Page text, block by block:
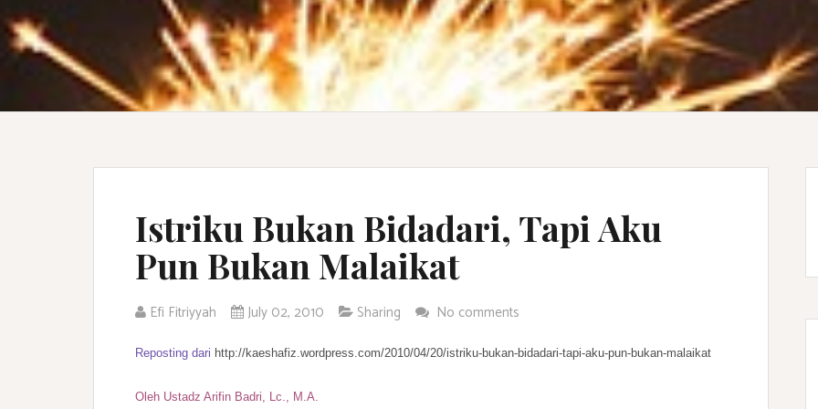
Istriku Bukan Bidadari, Tapi Aku
Pun Bukan Malaikat
Efi Fitriyyah July 02, 2010 Sharing No comments
Reposting dari http://kaeshafiz.wordpress.com/2010/04/20/istriku-bukan-bidadari-tapi-aku-pun-bukan-malaikat
Oleh Ustadz Arifin Badri, Lc., M.A.